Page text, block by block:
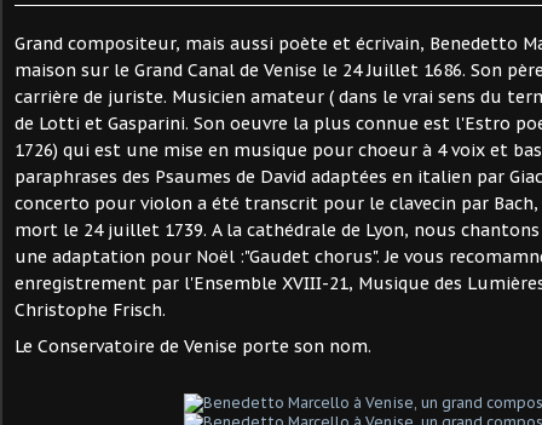
Grand compositeur, mais aussi poète et écrivain, Benedetto
maison sur le Grand Canal de Venise le 24 Juillet 1686. Son
carrière de juriste. Musicien amateur ( dans le vrai sens du
de Lotti et Gasparini. Son oeuvre la plus connue est l'Estro
1726) qui est une mise en musique pour choeur à 4 voix et
paraphrases des Psaumes de David adaptées en italien par
concerto pour violon a été transcrit pour le clavecin par
mort le 24 juillet 1739. A la cathédrale de Lyon, nous
une adaptation pour Noël :"Gaudet chorus". Je vous
enregistrement par l'Ensemble XVIII-21, Musique des
Christophe Frisch.
Le Conservatoire de Venise porte son nom.